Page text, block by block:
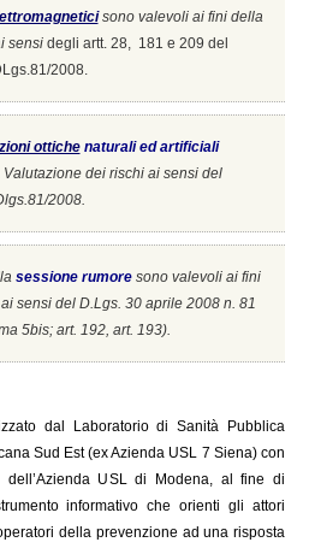
sono valevoli ai fini della
sensi degli artt. 28, 181 e 209 del
2008.
ottiche naturali ed artificiali
dei rischi ai sensi del
2008.
sessione rumore sono valevoli ai fini
sensi del D.Lgs. 30 aprile 2008 n. 81
5bis; art. 192, art. 193).
dal Laboratorio di Sanità Pubblica
Sud Est (ex Azienda USL 7 Siena) con
dell’Azienda USL di Modena, al fine di
informativo che orienti gli attori
della prevenzione ad una risposta